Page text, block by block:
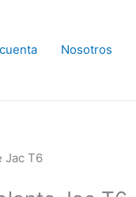
Nosotros
Jac T6